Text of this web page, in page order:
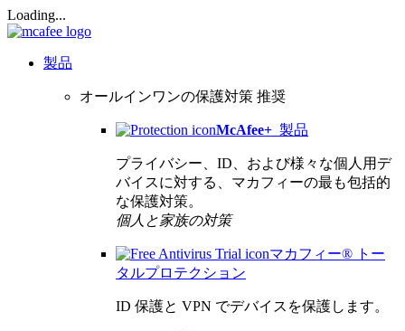
Loading...
製品
オールインワンの保護対策 推奨
McAfee+ 製品
プライバシー、ID、および様々な個人用デ
バイスに対する、マカフィーの最も包括的
な保護対策。
個人と家族の対策
マカフィー® トー
タルプロテクション
ID 保護と VPN でデバイスを保護します。